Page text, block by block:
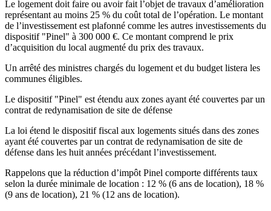
Le logement doit faire ou avoir fait l’objet de travaux d’amélioration
représentant au moins 25 % du coût total de l’opération. Le montant
de l’investissement est plafonné comme les autres investissements du
dispositif "Pinel" à 300 000 €. Ce montant comprend le prix
d’acquisition du local augmenté du prix des travaux.
Un arrêté des ministres chargés du logement et du budget listera les
communes éligibles.
Le dispositif "Pinel" est étendu aux zones ayant été couvertes par un
contrat de redynamisation de site de défense
La loi étend le dispositif fiscal aux logements situés dans des zones
ayant été couvertes par un contrat de redynamisation de site de
défense dans les huit années précédant l’investissement.
Rappelons que la réduction d’impôt Pinel comporte différents taux
selon la durée minimale de location : 12 % (6 ans de location), 18 %
(9 ans de location), 21 % (12 ans de location).